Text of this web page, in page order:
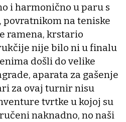
i harmonično u paru s
na teniske
ramena, krstario
nije bilo ni u finalu
došli do velike
aparata za gašenje
za ovaj turnir nisu
tvrtke u kojoj su
naknadno, no naši